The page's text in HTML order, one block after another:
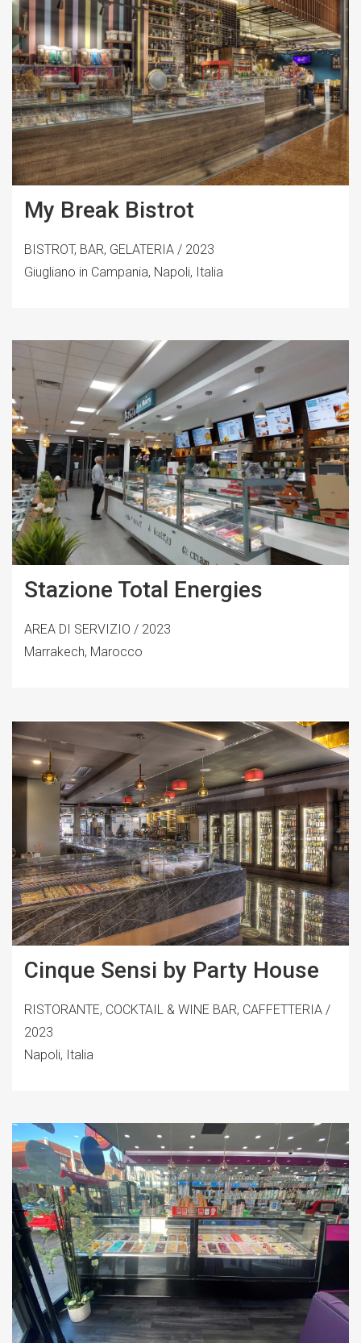
My Break Bistrot
BISTROT, BAR, GELATERIA / 2023
Giugliano in Campania, Napoli, Italia
Stazione Total Energies
AREA DI SERVIZIO / 2023
Marrakech, Marocco
Cinque Sensi by Party House
RISTORANTE, COCKTAIL & WINE BAR, CAFFETTERIA /
2023
Napoli, Italia